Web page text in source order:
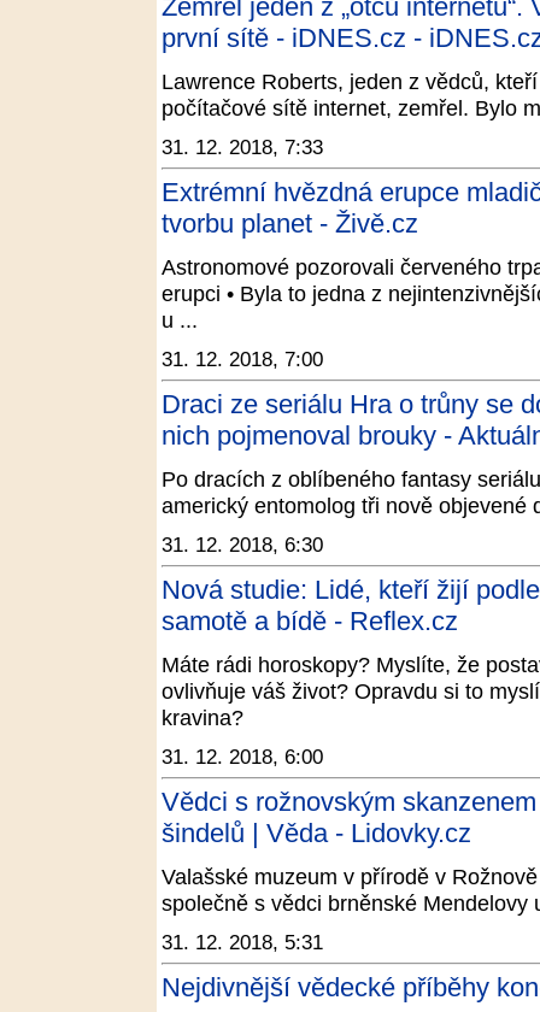
Zemřel jeden z „otců
první sítě - iDNES.cz -
Lawrence Roberts, jeden z vědců,
počítačové sítě internet, zemřel. Bylo
31. 12. 2018, 7:33
Extrémní hvězdná erupce
tvorbu planet - Živě.cz
Astronomové pozorovali červeného
erupci • Byla to jedna z
u ...
31. 12. 2018, 7:00
Draci ze seriálu Hra o trůny se
nich pojmenoval brouky -
Po dracích z oblíbeného fantasy
americký entomolog tři nově objevené
31. 12. 2018, 6:30
Nová studie: Lidé, kteří žijí
samotě a bídě - Reflex.cz
Máte rádi horoskopy? Myslíte, že
ovlivňuje váš život? Opravdu si to
kravina?
31. 12. 2018, 6:00
Vědci s rožnovským
šindelů | Věda - Lidovky.cz
Valašské muzeum v přírodě v
společně s vědci brněnské
31. 12. 2018, 5:31
Nejdivnější vědecké příběhy